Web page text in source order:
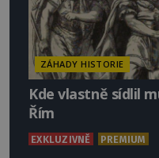
ZÁHADY HISTORIE
Kde vlastně sídlil
Řím
EXKLUZIVNĚ PREMIUM